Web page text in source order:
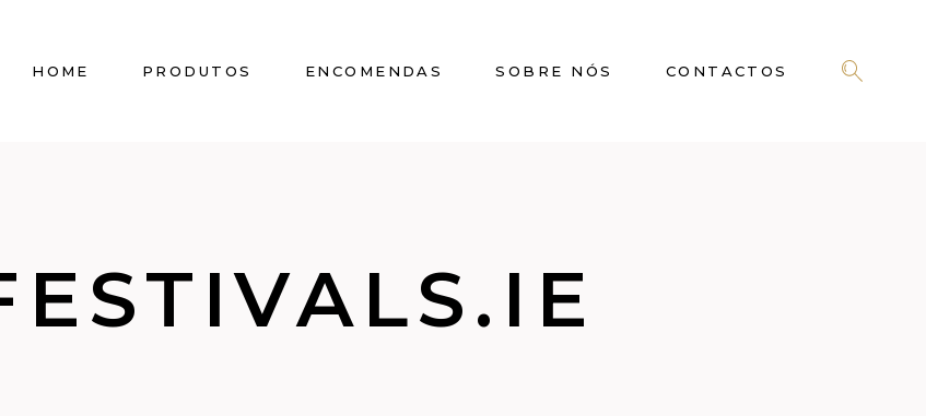
HOME PRODUTOS ENCOMENDAS SOBRE NÓS CONTACTOS